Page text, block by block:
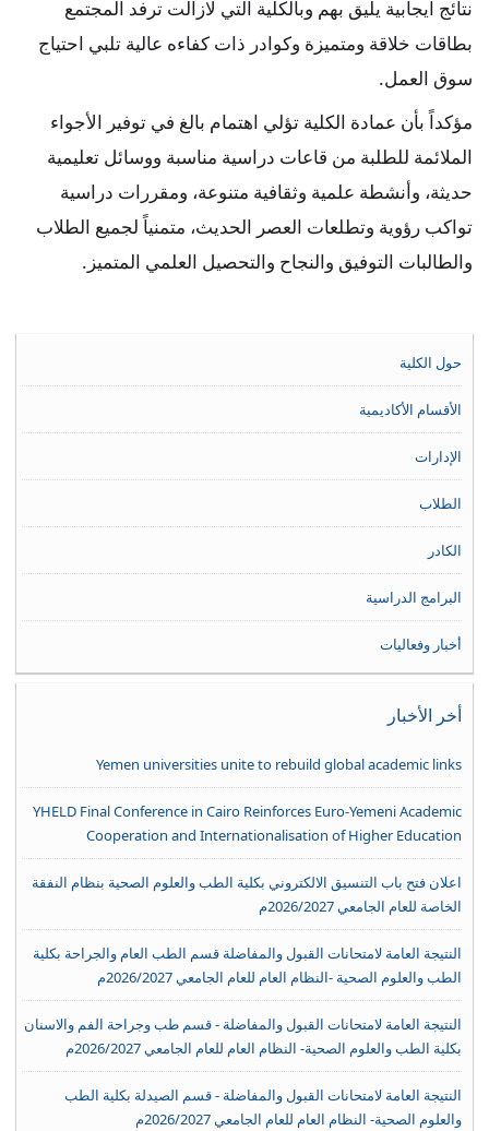
نتائج ايجابية يليق بهم وبالكلية التي لازالت ترفد المجتمع
بطاقات خلاقة ومتميزة وكوادر ذات كفاءه عالية تلبي احتياج
سوق العمل.
مؤكداً بأن عمادة الكلية تؤلي اهتمام بالغ في توفير الأجواء
الملائمة للطلبة من قاعات دراسية مناسبة ووسائل تعليمية
حديثة، وأنشطة علمية وثقافية متنوعة، ومقررات دراسية
تواكب رؤوية وتطلعات العصر الحديث، متمنياً لجميع الطلاب
والطالبات التوفيق والنجاح والتحصيل العلمي المتميز.
حول الكلية
الأقسام الأكاديمية
الإدارات
الطلاب
الكادر
البرامج الدراسية
أخبار وفعاليات
أخر الأخبار
Yemen universities unite to rebuild global academic links
YHELD Final Conference in Cairo Reinforces Euro-Yemeni Academic
Cooperation and Internationalisation of Higher Education
اعلان فتح باب التنسيق الالكتروني بكلية الطب والعلوم الصحية بنظام النفقة
الخاصة للعام الجامعي 2026/2027م
النتيجة العامة لامتحانات القبول والمفاضلة قسم الطب العام والجراحة بكلية
الطب والعلوم الصحية -النظام العام للعام الجامعي 2026/2027م
النتيجة العامة لامتحانات القبول والمفاضلة - قسم طب وجراحة الفم والاسنان
بكلية الطب والعلوم الصحية- النظام العام للعام الجامعي 2026/2027م
النتيجة العامة لامتحانات القبول والمفاضلة - قسم الصيدلة بكلية الطب
والعلوم الصحية- النظام العام للعام الجامعي 2026/2027م